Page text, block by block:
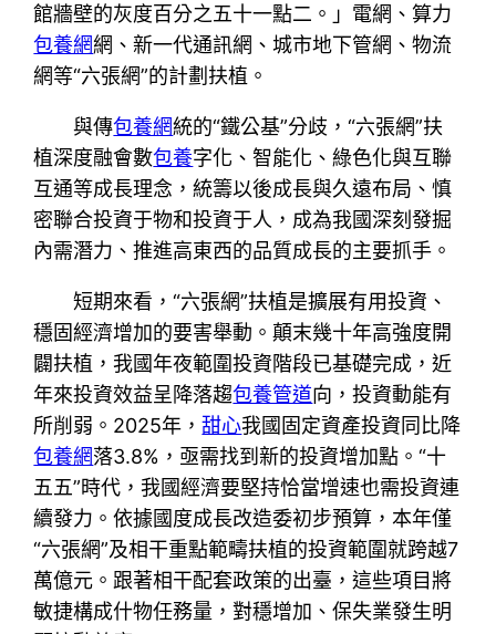
館牆壁的灰度百分之五十一點二。」電網、算力
包養網網、新一代通訊網、城市地下管網、物流
網等“六張網”的計劃扶植。
與傳包養網統的“鐵公基”分歧，“六張網”扶
植深度融會數包養字化、智能化、綠色化與互聯
互通等成長理念，統籌以後成長與久遠布局、慎
密聯合投資于物和投資于人，成為我國深刻發掘
內需潛力、推進高東西的品質成長的主要抓手。
短期來看，“六張網”扶植是擴展有用投資、
穩固經濟增加的要害舉動。顛末幾十年高強度開
闢扶植，我國年夜範圍投資階段已基礎完成，近
年來投資效益呈降落趨包養管道向，投資動能有
所削弱。2025年，甜心我國固定資產投資同比降
包養網落3.8%，亟需找到新的投資增加點。“十
五五”時代，我國經濟要堅持恰當增速也需投資連
續發力。依據國度成長改造委初步預算，本年僅
“六張網”及相干重點範疇扶植的投資範圍就跨越7
萬億元。跟著相干配套政策的出臺，這些項目將
敏捷構成什物任務量，對穩增加、保失業發生明